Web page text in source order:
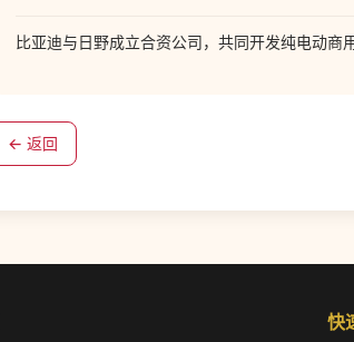
比亚迪与日野成立合资公司，共同开发纯电动商
← 返回
快